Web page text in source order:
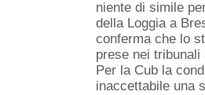
niente di simile
della Loggia a
conferma che lo
prese nei
Per la Cub la
inaccettabile una